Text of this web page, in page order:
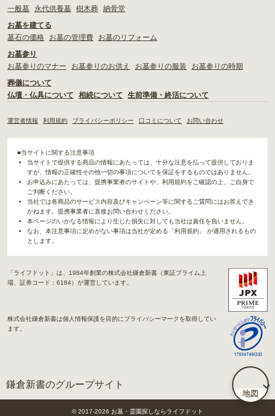
地図
一般墓
永代供養墓 樹木葬 納骨堂
お墓を建てる
墓石の価格
お墓の管理費
お墓のリフォーム
お墓参り
お墓参りのマナー
お墓参りのお供え お墓参りの服装
お墓参りの時期
葬儀について
仏壇・仏具について
相続について 生前準備・終活について
運営者情報 利用規約 プライバシーポリシー 口コミについて お問い合わせ
■当サイトに関する注意事項
当サイトで提供する商品の情報にあたっては、十分な注意を払って提供しておりま
すが、情報の正確性その他一切の事項についてを保証をするものではありません。
お申込みにあたっては、提携事業者のサイトや、利用規約をご確認の上、ご自身で
ご判断ください。
当社では各商品のサービス内容及びキャンペーン等に関するご質問にはお答えでき
かねます。提携事業者に直接お問い合わせください。
本ページのいかなる情報により生じた損失に対しても当社は責任を負いません。
なお、本注意事項に定めがない事項は当社が定める「利用規約」 が適用されるもの
とします。
「ライフドット」は、1984年創業の株式会社鎌倉新書（東証プライム上
場、証券コード：6184）が運営しています。
株式会社鎌倉新書は個人情報保護を目的にプライバシーマークを取得してい
ます。
鎌倉新書のグループサイト
「Life.（ライフドット）」関連サイト
© 2017-2026 お墓・霊園探しならライフドット